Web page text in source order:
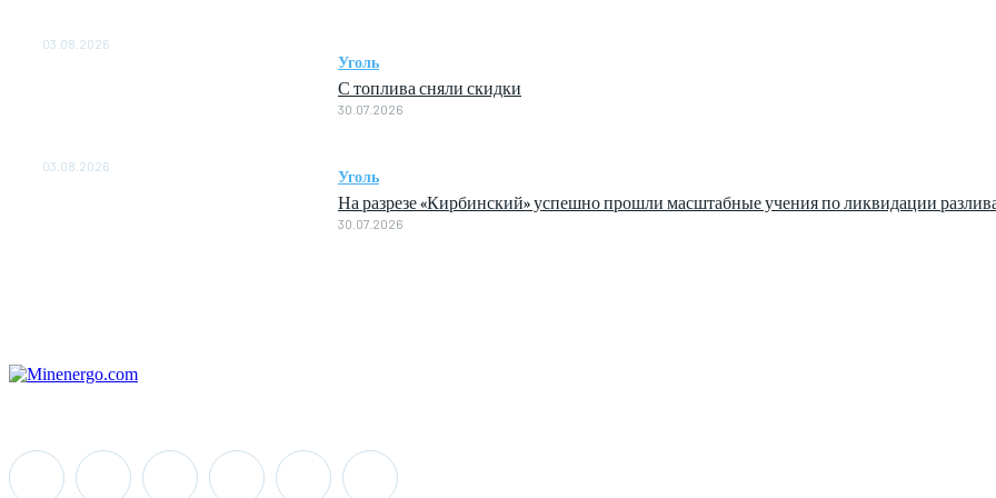
03.08.2026
03.08.2026
Уголь
С топлива сняли скидки
30.07.2026
Уголь
На разрезе «Кирбинский» успешно прошли масштабные учения по ликвидации
30.07.2026